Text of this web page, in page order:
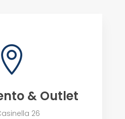

& Outlet
26